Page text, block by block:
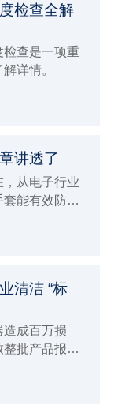
检查全解
查是一项重
详情。
讲透了
从电子行业
套能有效防
清洁 “标
成百万损
整批产品报
无尘纸。